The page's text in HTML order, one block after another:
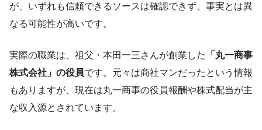
が、いずれも信頼できるソースは確認できず、事実とは異
なる可能性が高いです。
実際の職業は、祖父・本田一三さんが創業した
「丸一商事
株式会社」の役員です。元々は商社マンだったという情報
もありますが、現在は丸一商事の役員報酬や株式配当が主
な収入源とされています。